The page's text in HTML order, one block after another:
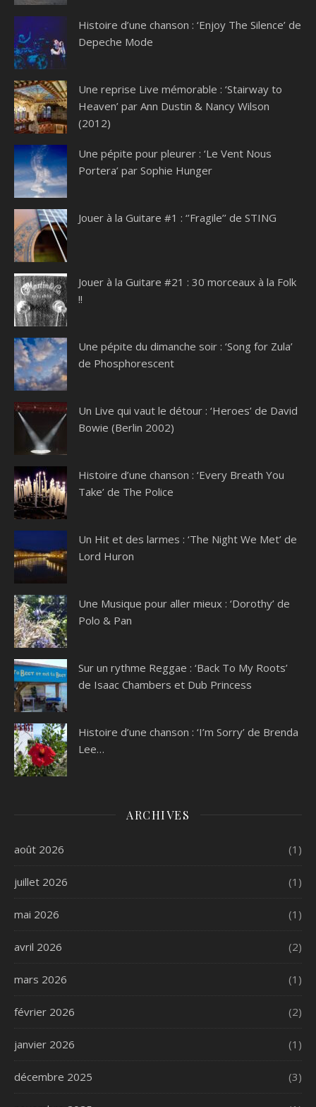
Histoire d’une chanson : ‘Enjoy The Silence’ de
Depeche Mode
Une reprise Live mémorable : ‘Stairway to
Heaven’ par Ann Dustin & Nancy Wilson
(2012)
Une pépite pour pleurer : ‘Le Vent Nous
Portera’ par Sophie Hunger
Jouer à la Guitare #1 : ‘’Fragile’’ de STING
Jouer à la Guitare #21 : 30 morceaux à la Folk
!!
Une pépite du dimanche soir : ‘Song for Zula’
de Phosphorescent
Un Live qui vaut le détour : ‘Heroes’ de David
Bowie (Berlin 2002)
Histoire d’une chanson : ‘Every Breath You
Take’ de The Police
Un Hit et des larmes : ‘The Night We Met’ de
Lord Huron
Une Musique pour aller mieux : ‘Dorothy’ de
Polo & Pan
Sur un rythme Reggae : ‘Back To My Roots’
de Isaac Chambers et Dub Princess
Histoire d’une chanson : ‘I’m Sorry’ de Brenda
Lee…
ARCHIVES
août 2026 (1)
juillet 2026 (1)
mai 2026 (1)
avril 2026 (2)
mars 2026 (1)
février 2026 (2)
janvier 2026 (1)
décembre 2025 (3)